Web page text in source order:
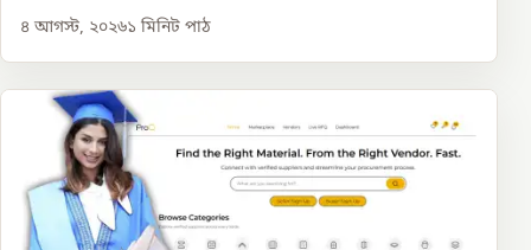
৪ আগস্ট, ২০২৬১ মিনিট পাঠ